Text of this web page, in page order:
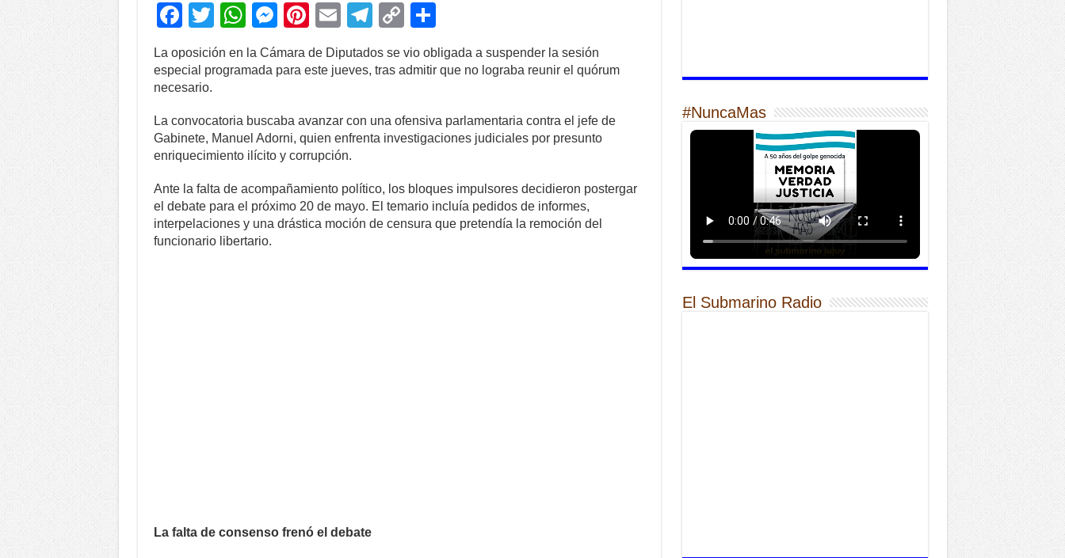
F
c
e
b
o
o
k
T
wi
tt
W
h
at
A
p
p
M
ss
n
g
er
Pi
nt
er
st
E
ail
T
e
a
m
C
o
p
Li
n
h
ar
La oposición en la Cámara de Diputados se vio obligada a suspender la sesión
especial programada para este jueves, tras admitir que no lograba reunir el quórum
necesario.
La convocatoria buscaba avanzar con una ofensiva parlamentaria contra el jefe de
Gabinete, Manuel Adorni, quien enfrenta investigaciones judiciales por presunto
enriquecimiento ilícito y corrupción.
Ante la falta de acompañamiento político, los bloques impulsores decidieron postergar
el debate para el próximo 20 de mayo. El temario incluía pedidos de informes,
interpelaciones y una drástica moción de censura que pretendía la remoción del
funcionario libertario.
La falta de consenso frenó el debate
#NuncaMas
El Submarino Radio